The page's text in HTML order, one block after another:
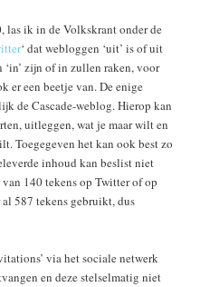
las ik in de Volkskrant onder de
‘ dat webloggen ‘uit’ is of uit
‘in’ zijn of in zullen raken, voor
er een beetje van. De enige
de Cascade-weblog. Hierop kan
uitleggen, wat je maar wilt en
Toegegeven het kan ook best zo
inhoud kan beslist niet
140 tekens op Twitter of op
587 tekens gebruikt, dus
via het sociale netwerk
en deze stelselmatig niet